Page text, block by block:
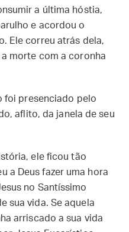
a última hóstia,
e acordou o
Ele correu atrás dela,
morte com a coronha
foi presenciado pelo
aflito, da janela de seu
ele ficou tão
a Deus fazer uma hora
no Santíssimo
sua vida. Se aquela
arriscado a sua vida